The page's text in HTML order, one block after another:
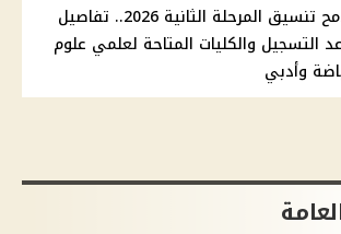
ملامح تنسيق المرحلة الثانية 2026.. تفاصيل
التسجيل والكليات المتاحة لعلمي علوم
وأدبي